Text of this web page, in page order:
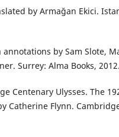
by Armağan Ekici.
annotations by Sam Slote,
Surrey: Alma Books, 2012.
Centenary Ulysses. The
Catherine Flynn.